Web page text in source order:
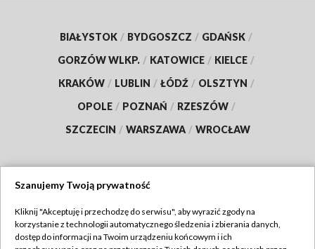
BIAŁYSTOK / BYDGOSZCZ / GDAŃSK /
GORZÓW WLKP. / KATOWICE / KIELCE /
KRAKÓW / LUBLIN / ŁÓDŹ / OLSZTYN /
OPOLE / POZNAŃ / RZESZÓW /
SZCZECIN / WARSZAWA / WROCŁAW
TVP
Szanujemy Twoją prywatność
Kliknij "Akceptuję i przechodzę do serwisu", aby wyrazić zgody na
korzystanie z technologii automatycznego śledzenia i zbierania danych,
dostęp do informacji na Twoim urządzeniu końcowym i ich